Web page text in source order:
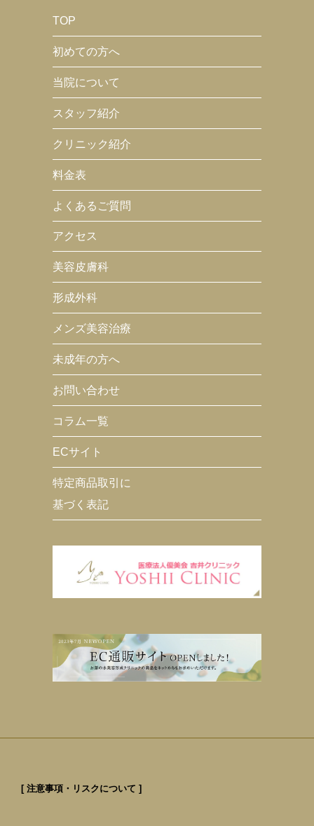
TOP
初めての方へ
当院について
スタッフ紹介
クリニック紹介
料金表
よくあるご質問
アクセス
美容皮膚科
形成外科
メンズ美容治療
未成年の方へ
お問い合わせ
コラム一覧
ECサイト
特定商品取引に
基づく表記
[ 注意事項・リスクについて ]